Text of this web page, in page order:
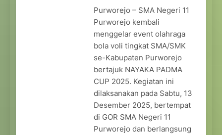
Purworejo – SMA Negeri 11
Purworejo kembali
menggelar event olahraga
bola voli tingkat SMA/SMK
se-Kabupaten Purworejo
bertajuk NAYAKA PADMA
CUP 2025. Kegiatan ini
dilaksanakan pada Sabtu, 13
Desember 2025, bertempat
di GOR SMA Negeri 11
Purworejo dan berlangsung